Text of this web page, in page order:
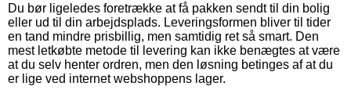
Du bør ligeledes foretrække at få pakken sendt til din bolig
eller ud til din arbejdsplads. Leveringsformen bliver til tider
en tand mindre prisbillig, men samtidig ret så smart. Den
mest letkøbte metode til levering kan ikke benægtes at være
at du selv henter ordren, men den løsning betinges af at du
er lige ved internet webshoppens lager.